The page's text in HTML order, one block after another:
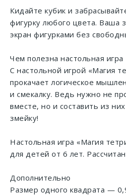
Кидайте кубик и
фигурку любого цвета. Ваша
экран фигурками без
Чем полезна настольная игра
С настольной игрой «Магия
прокачает логическое
и смекалку. Ведь нужно не
вместе, но и составить из
змейку!
Настольная игра «Магия
для детей от 6 лет.
Дополнительно
Размер одного квадрата —